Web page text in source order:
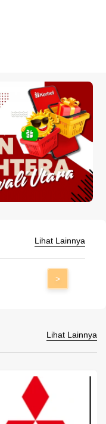
Lihat Lainnya
>
Lihat Lainnya